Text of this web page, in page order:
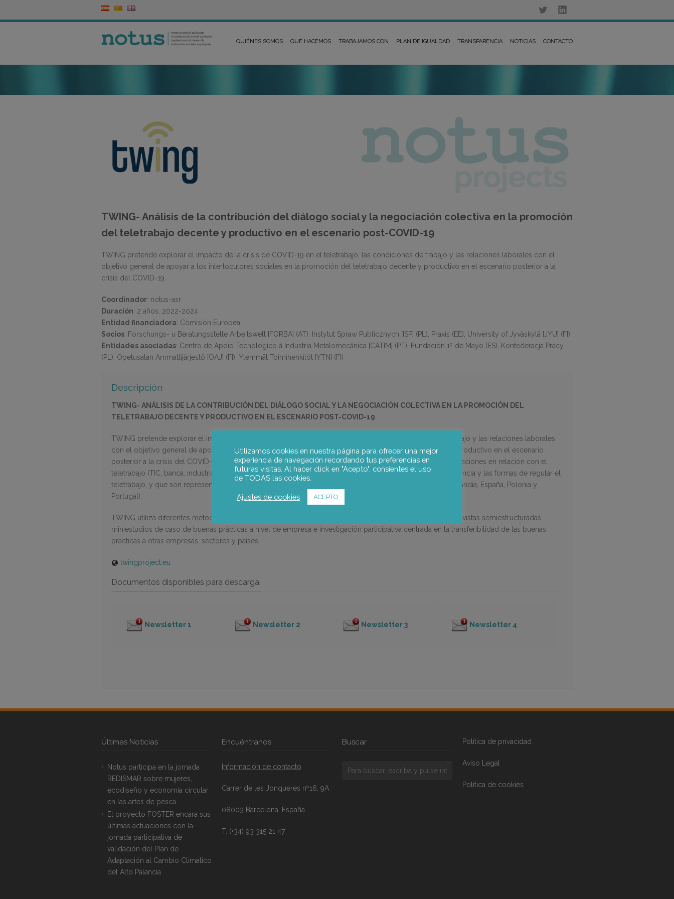
QUIÉNES SOMOS QUÉ HACEMOS TRABAJAMOS CON PLAN DE IGUALDAD TRANSPARENCIA NOTICIAS CONTACTO
TWING- Análisis de la contribución del diálogo social y la negociación colectiva en la promoción
del teletrabajo decente y productivo en el escenario post-COVID-19
TWING pretende explorar el impacto de la crisis de COVID-19 en el teletrabajo, las condiciones de trabajo y las relaciones laborales con el
objetivo general de apoyar a los interlocutores sociales en la promoción del teletrabajo decente y productivo en el escenario posterior a la
crisis del COVID-19.
Coordinador: notus-asr
Duración: 2 años, 2022-2024
Entidad financiadora: Comisión Europea
Socios: Forschungs- u Beratungsstelle Arbeitswelt [FORBA] (AT), Instytut Spraw Publicznych [ISP] (PL), Praxis (EE), University of Jyväskylä [JYU] (FI)
Entidades asociadas: Centro de Apoio Tecnológico à Industria Metalomecânica [CATIM] (PT), Fundación 1º de Mayo (ES), Konfederacja Pracy
(PL), Opetusalan Ammattijärjestö [OAJ] (FI), Ylemmät Toimihenkilöt [YTN] (FI)
Descripción
TWING- ANÁLISIS DE LA CONTRIBUCIÓN DEL DIÁLOGO SOCIAL Y LA NEGOCIACIÓN COLECTIVA EN LA PROMOCIÓN DEL
TELETRABAJO DECENTE Y PRODUCTIVO EN EL ESCENARIO POST-COVID-19
TWING pretende explorar el impacto de la crisis del COVID-19 sobre el teletrabajo, las condiciones de trabajo y las relaciones laborales
con el objetivo general de apoyar a los interlocutores sociales en la promoción del teletrabajo decente y productivo en el escenario
posterior a la crisis del COVID-19. EL análisis se centra en cuatro sectores que se enfrentan a diferentes limitaciones en relación con el
teletrabajo (TIC, banca, industria química y administración pública) y en seis países que difieren en la prevalencia y las formas de regular el
teletrabajo, y que son representativos de diferentes regímenes de relaciones laborales (Austria, Estonia, Finlandia, España, Polonia y
Portugal).
TWING utiliza diferentes metodologías de investigación: análisis estadístico, investigación documental, entrevistas semiestructuradas,
miniestudios de caso de buenas prácticas a nivel de empresa e investigación participativa centrada en la transferibilidad de las buenas
prácticas a otras empresas, sectores y países.
twingproject.eu
Documentos disponibles para descarga:
Newsletter 1 Newsletter 2 Newsletter 3 Newsletter 4
Últimas Noticias
Notus participa en la jornada
REDISMAR sobre mujeres,
ecodiseño y economía circular
en las artes de pesca
El proyecto FOSTER encara sus
últimas actuaciones con la
jornada participativa de
validación del Plan de
Adaptación al Cambio Climático
del Alto Palancia
Encuéntranos
Información de contacto
Carrer de les Jonqueres nº16, 9A
08003 Barcelona, España
T. (+34) 93 315 21 47
Buscar Política de privacidad
Aviso Legal
Política de cookies
Utilizamos cookies en nuestra página para ofrecer una mejor
experiencia de navegación recordando tus preferencias en
futuras visitas. Al hacer click en "Acepto", consientes el uso
de TODAS las cookies.
Ajustes de cookies ACEPTO